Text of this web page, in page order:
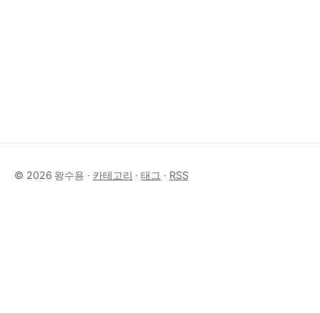
© 2026 왕수용 · 카테고리 ·태그 · RSS